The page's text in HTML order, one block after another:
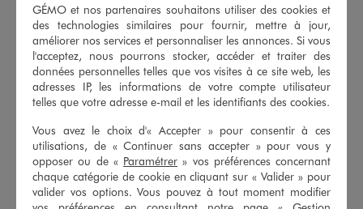
Débardeur à doubles bretelles fille - LuluCastagnette X Alizée
7,99 €
5/5 de moyenne
(12 avis)
AJOUTERAU PANIER
Chemise à motif vichy avec col victorien fille - LuluCastagnette
17,99 €
AJOUTERAU PANIER
GÉMO et nos partenaires souhaitons utiliser des cookies et
des technologies similaires pour fournir, mettre à jour,
améliorer nos services et personnaliser les annonces. Si vous
l'acceptez, nous pourrons stocker, accéder et traiter des
données personnelles telles que vos visites à ce site web, les
adresses IP, les informations de votre compte utilisateur
telles que votre adresse e-mail et les identifiants des cookies.
Vous avez le choix d'« Accepter » pour consentir à ces
utilisations, de « Continuer sans accepter » pour vous y
opposer ou de « Paramétrer » vos préférences concernant
chaque catégorie de cookie en cliquant sur « Valider » pour
valider vos options. Vous pouvez à tout moment modifier